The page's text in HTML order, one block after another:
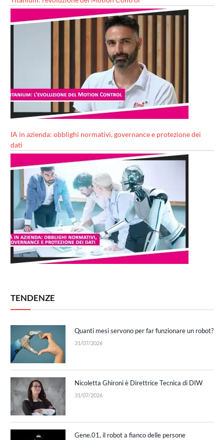
IA in azienda: obblighi normativi, governance e protezione dei
dati
TENDENZE
Quanti mesi servono per far funzionare un robot?
31/07/2026
Nicoletta Ghironi è Direttrice Tecnica di DIW
31/07/2026
Gene.01, il robot a fianco delle persone